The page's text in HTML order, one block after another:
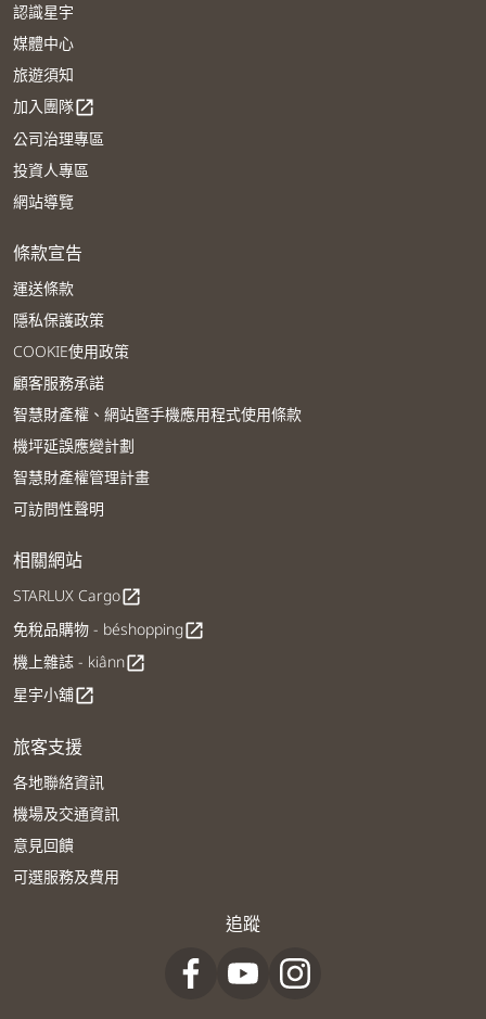
認識星宇
媒體中心
旅遊須知
加入團隊open_in_new
公司治理專區
投資人專區
網站導覽
條款宣告
運送條款
隱私保護政策
COOKIE使用政策
顧客服務承諾
智慧財產權、網站暨手機應用程式使用條款
機坪延誤應變計劃
智慧財產權管理計畫
可訪問性聲明
相關網站
STARLUX Cargoopen_in_new
免稅品購物 - béshoppingopen_in_new
機上雜誌 - kiânnopen_in_new
星宇小舖open_in_new
旅客支援
各地聯絡資訊
機場及交通資訊
意見回饋
可選服務及費用
追蹤